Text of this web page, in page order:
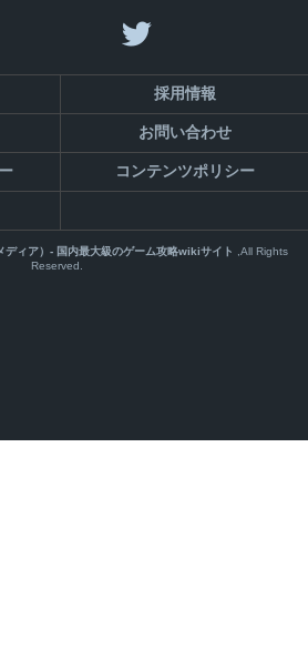
採用情報
お問い合わせ
コンテンツポリシー
ィア）- 国内最大級のゲーム攻略wikiサイト
,All Rights
Reserved.